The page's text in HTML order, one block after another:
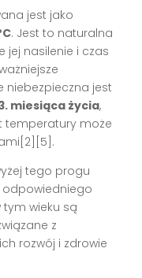
jest jako
. Jest to naturalna
jej nasilenie i czas
niebezpieczna jest
miesiąca życia,
temperatury może
tego progu
odpowiedniego
wieku są
z
rozwój i zdrowie